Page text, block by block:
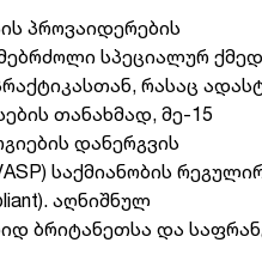
პროვაიდერების
სპეციალურ
რასაც
თანახმად, მე-15
დანერგვის
საქმიანობის
აღნიშნულ
ბრიტანეთსა და